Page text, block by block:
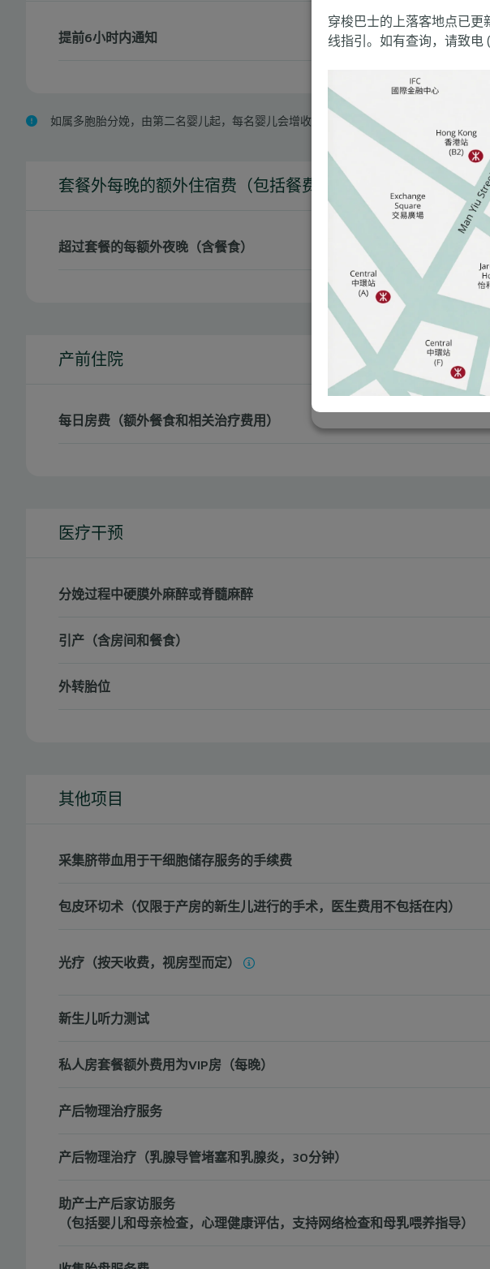
提前6小时内通知
如属多胞胎分娩，由第二名婴儿起，每名婴儿会增收套餐费之35% 。(请联络你的主诊医
套餐外每晚的额外住宿费（包括餐费） 标准房
超过套餐的每额外夜晚（含餐食） $2,000
产前住院
每日房费（额外餐食和相关治疗费用）
医疗干预
分娩过程中硬膜外麻醉或脊髓麻醉
引产（含房间和餐食）
外转胎位
其他项目
采集脐带血用于干细胞储存服务的手续费
包皮环切术（仅限于产房的新生儿进行的手术，医生费用不包括在内）
光疗（按天收费，视房型而定）
新生儿听力测试
私人房套餐额外费用为VIP房（每晚）
产后物理治疗服务
产后物理治疗（乳腺导管堵塞和乳腺炎，30分钟）
助产士产后家访服务
（包括婴儿和母亲检查，心理健康评估，支持网络检查和母乳喂养指导）
穿梭巴士的上落客地点已更
线指引。如有查询，请致电